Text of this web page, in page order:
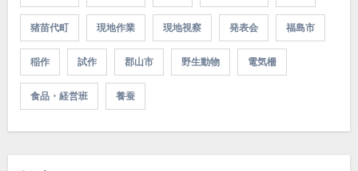
猪苗代町 現地作業 現地視察 発表会 福島市
稲作 試作 郡山市 野生動物 電気柵
食品・経営班 養蚕